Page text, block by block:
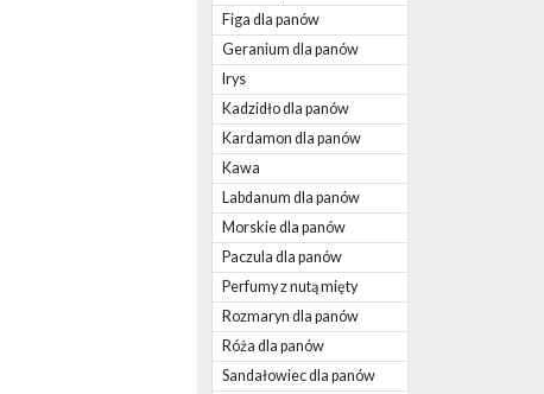
Figa dla panów
Geranium dla panów
Irys
Kadzidło dla panów
Kardamon dla panów
Kawa
Labdanum dla panów
Morskie dla panów
Paczula dla panów
Perfumy z nutą mięty
Rozmaryn dla panów
Róża dla panów
Sandałowiec dla panów